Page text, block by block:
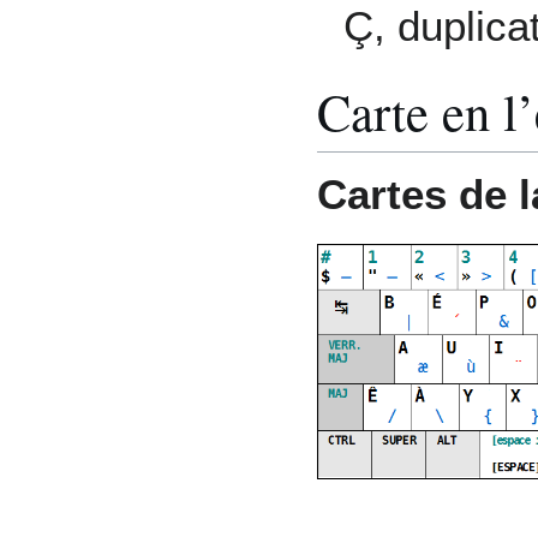
Ç,
Carte en
Cartes de